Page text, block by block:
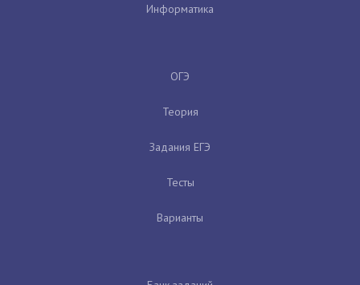
Информатика
ОГЭ
Теория
Задания ЕГЭ
Тесты
Варианты